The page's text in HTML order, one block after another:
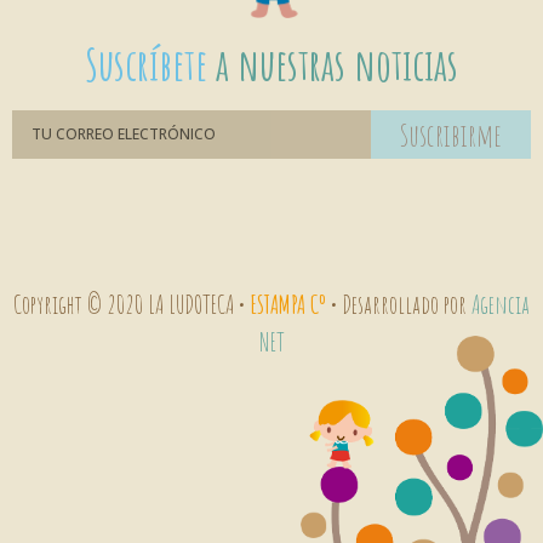
Suscríbetea nuestras noticias
Suscribirme
Copyright © 2020 LA LUDOTECA • ESTAMPA Cº • Desarrollado porAgencia
NET